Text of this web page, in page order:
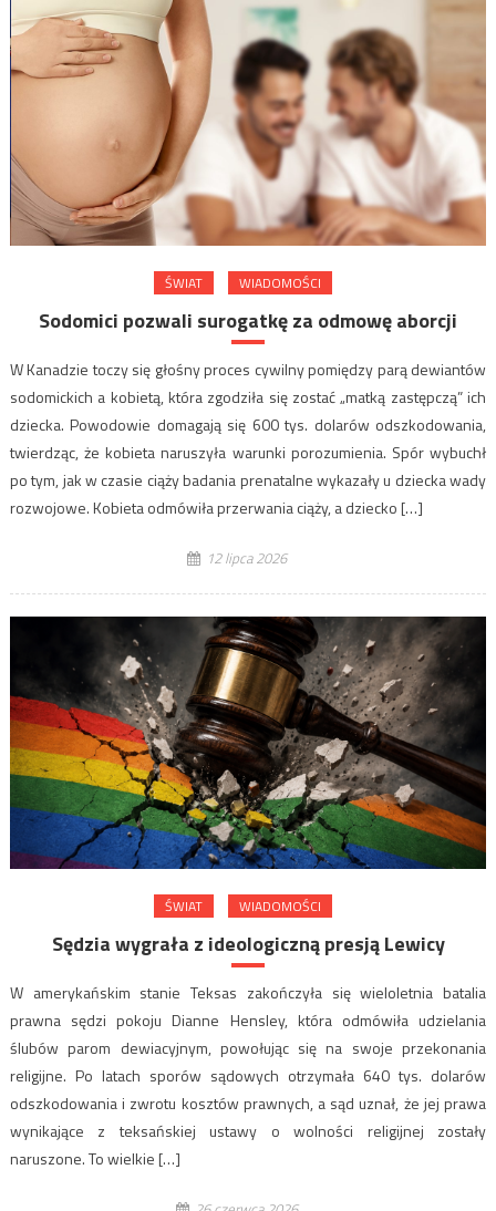
ŚWIAT WIADOMOŚCI
Sodomici pozwali surogatkę za odmowę aborcji
W Kanadzie toczy się głośny proces cywilny pomiędzy parą dewiantów
sodomickich a kobietą, która zgodziła się zostać „matką zastępczą” ich
dziecka. Powodowie domagają się 600 tys. dolarów odszkodowania,
twierdząc, że kobieta naruszyła warunki porozumienia. Spór wybuchł
po tym, jak w czasie ciąży badania prenatalne wykazały u dziecka wady
rozwojowe. Kobieta odmówiła przerwania ciąży, a dziecko […]
12 lipca 2026
ŚWIAT WIADOMOŚCI
Sędzia wygrała z ideologiczną presją Lewicy
W amerykańskim stanie Teksas zakończyła się wieloletnia batalia
prawna sędzi pokoju Dianne Hensley, która odmówiła udzielania
ślubów parom dewiacyjnym, powołując się na swoje przekonania
religijne. Po latach sporów sądowych otrzymała 640 tys. dolarów
odszkodowania i zwrotu kosztów prawnych, a sąd uznał, że jej prawa
wynikające z teksańskiej ustawy o wolności religijnej zostały
naruszone. To wielkie […]